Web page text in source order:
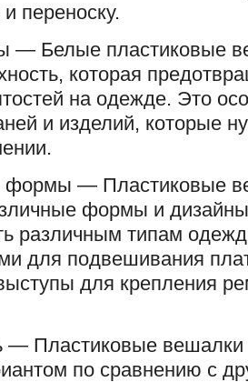
переноску.
— Белые пластиковые
которая
на одежде. Это
и изделий, которые
формы — Пластиковые
формы и
различным типам
для подвешивания
для крепления
— Пластиковые
по сравнению с